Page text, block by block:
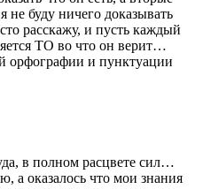
буду ничего доказывать
расскажу, и пусть каждый
ТО во что он верит…
орфографии и пунктуации
в полном расцвете сил…
а оказалось что мои знания